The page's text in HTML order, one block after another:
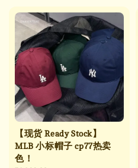
【现货 Ready Stock】
MLB 小标帽子 cp77热卖
色！